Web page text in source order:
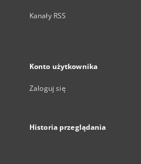
Kanały RSS
Konto użytkownika
Zaloguj się
Historia przeglądania